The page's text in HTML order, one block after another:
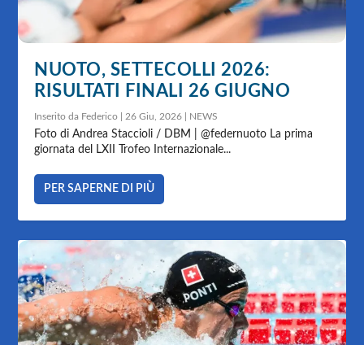
NUOTO, SETTECOLLI 2026:
RISULTATI FINALI 26 GIUGNO
Inserito da Federico 26 Giu, 2026 NEWS
Foto di Andrea Staccioli / DBM | @federnuoto La prima
giornata del LXII Trofeo Internazionale...
PER SAPERNE DI PIÙ